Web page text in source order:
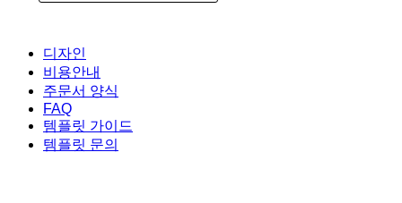
Close
Menu
디자인
비용안내
주문서 양식
FAQ
템플릿 가이드
템플릿 문의